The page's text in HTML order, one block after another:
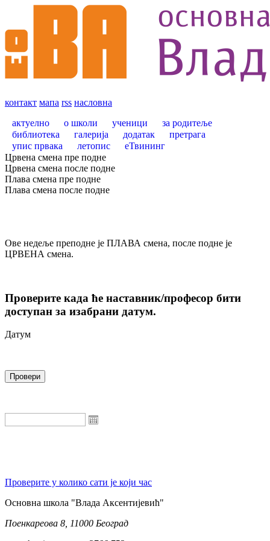
контакт мапа rss насловна
актуелно
о школи ученици
за родитеље
библиотека
галерија додатак
претрага
упис првака
летопис
еТвининг
Црвена смена пре подне
Црвена смена после подне
Плава смена пре подне
Плава смена после подне
Ове недеље преподне је ПЛАВА смена, после подне је
ЦРВЕНА смена.
Проверите када ће наставник/професор бити
доступан за изабрани датум.
Датум
Проверите у колико сати је који час
Oсновна школа "Влада Аксентијевић"
Поенкареова 8, 11000 Београд